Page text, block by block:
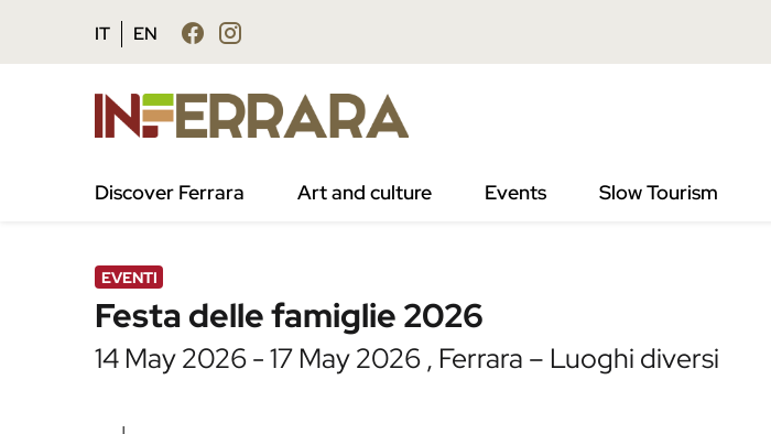
Vai al contenuto principale
Vai al footer
IT EN
Discover Ferrara Art and culture Events Slow Tourism
/ Agenda / Festa delle famiglie 2026
EVENTI
Festa delle famiglie 2026
14 May 2026 - 17 May 2026 , Ferrara – Luoghi diversi